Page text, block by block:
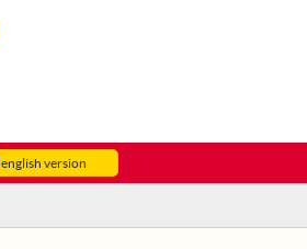
english version